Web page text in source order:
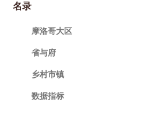
名录
摩洛哥大区
省与府
乡村市镇
数据指标